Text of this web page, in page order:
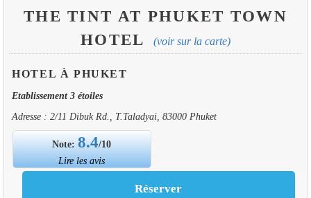
THE TINT AT PHUKET TOWN
HOTEL
(voir sur la carte)
HOTEL À PHUKET
Etablissement 3 étoiles
Adresse : 2/11 Dibuk Rd., T.Taladyai, 83000 Phuket
Note:8.4/10
Lire les avis